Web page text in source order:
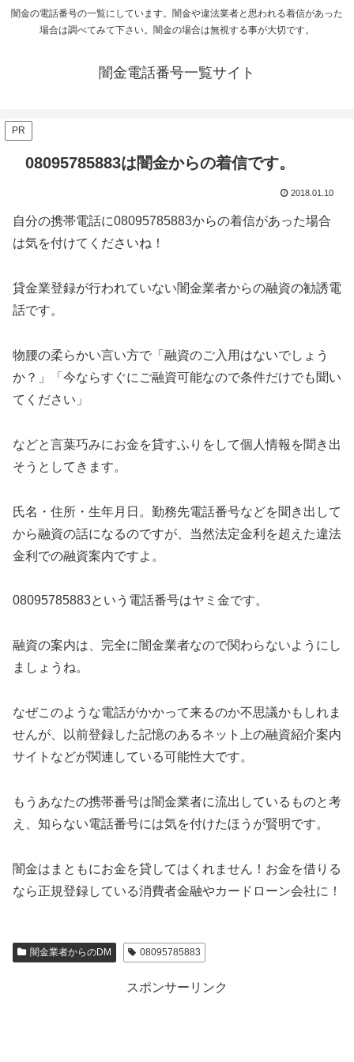
闇金の電話番号の一覧にしています。闇金や違法業者と思われる着信があった
場合は調べてみて下さい。闇金の場合は無視する事が大切です。
闇金電話番号一覧サイト
PR
08095785883は闇金からの着信です。
2018.01.10
自分の携帯電話に08095785883からの着信があった場合
は気を付けてくださいね！
貸金業登録が行われていない闇金業者からの融資の勧誘電
話です。
物腰の柔らかい言い方で「融資のご入用はないでしょう
か？」「今ならすぐにご融資可能なので条件だけでも聞い
てください」
などと言葉巧みにお金を貸すふりをして個人情報を聞き出
そうとしてきます。
氏名・住所・生年月日。勤務先電話番号などを聞き出して
から融資の話になるのですが、当然法定金利を超えた違法
金利での融資案内ですよ。
08095785883という電話番号はヤミ金です。
融資の案内は、完全に闇金業者なので関わらないようにし
ましょうね。
なぜこのような電話がかかって来るのか不思議かもしれま
せんが、以前登録した記憶のあるネット上の融資紹介案内
サイトなどが関連している可能性大です。
もうあなたの携帯番号は闇金業者に流出しているものと考
え、知らない電話番号には気を付けたほうが賢明です。
闇金はまともにお金を貸してはくれません！お金を借りる
なら正規登録している消費者金融やカードローン会社に！
闇金業者からのDM 08095785883
スポンサーリンク